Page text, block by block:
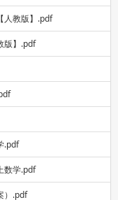
人教版】.pdf
版】.pdf
.pdf
数学.pdf
）.pdf